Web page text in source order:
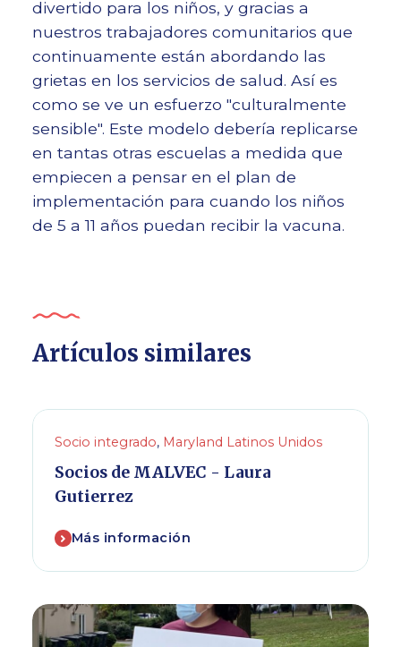
divertido para los niños, y gracias a
nuestros trabajadores comunitarios que
continuamente están abordando las
grietas en los servicios de salud. Así es
como se ve un esfuerzo "culturalmente
sensible". Este modelo debería replicarse
en tantas otras escuelas a medida que
empiecen a pensar en el plan de
implementación para cuando los niños
de 5 a 11 años puedan recibir la vacuna.
Artículos similares
Socio integrado, Maryland Latinos Unidos
Socios de MALVEC - Laura
Gutierrez
Más información